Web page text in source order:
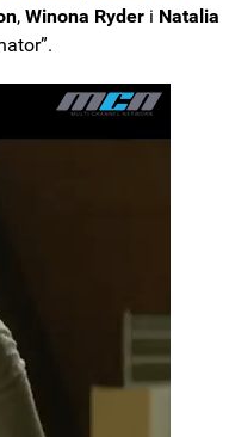
,Winona Ryder i Natalia